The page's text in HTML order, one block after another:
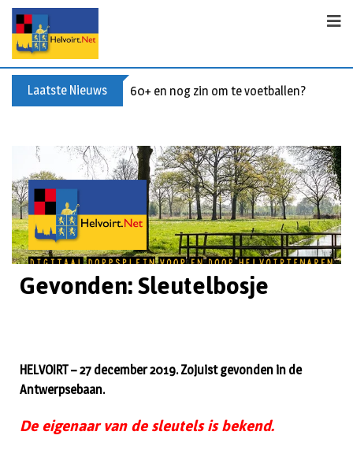
Laatste Nieuws 60+ en nog zin om te voetballen? Kom
Gevonden: Sleutelbosje
HELVOIRT – 27 december 2019. Zojuist gevonden in de
Antwerpsebaan.
De eigenaar van de sleutels is bekend.